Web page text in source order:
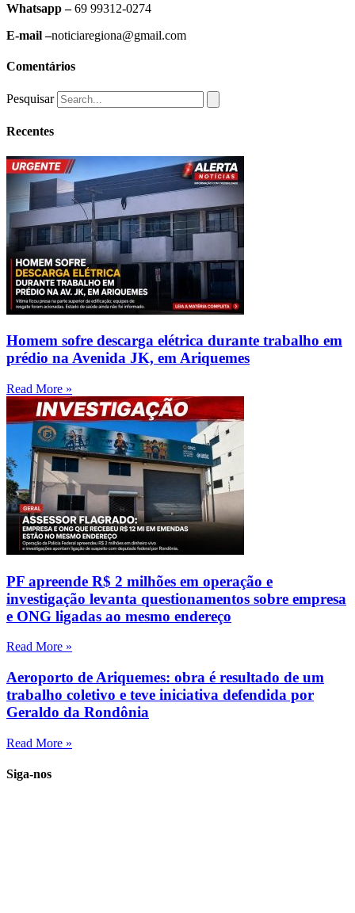
Whatsapp –69 99312-0274
E-mail –noticiaregiona@gmail.com
Comentários
Pesquisar
Recentes
Homem sofre descarga elétrica durante trabalho em
prédio na Avenida JK, em Ariquemes
Read More »
PF apreende R$ 2 milhões em operação e
investigação levanta questionamentos sobre empresa
e ONG ligadas ao mesmo endereço
Read More »
Aeroporto de Ariquemes: obra é resultado de um
trabalho coletivo e teve iniciativa defendida por
Geraldo da Rondônia
Read More »
Siga-nos